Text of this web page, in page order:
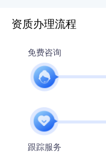
资质办理流程
免费咨询
跟踪服务